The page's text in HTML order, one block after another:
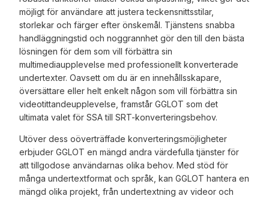
möjligt för användare att justera teckensnittsstilar,
storlekar och färger efter önskemål. Tjänstens snabba
handläggningstid och noggrannhet gör den till den bästa
lösningen för dem som vill förbättra sin
multimediaupplevelse med professionellt konverterade
undertexter. Oavsett om du är en innehållsskapare,
översättare eller helt enkelt någon som vill förbättra sin
videotittandeupplevelse, framstår GGLOT som det
ultimata valet för SSA till SRT-konverteringsbehov.
Utöver dess oöverträffade konverteringsmöjligheter
erbjuder GGLOT en mängd andra värdefulla tjänster för
att tillgodose användarnas olika behov. Med stöd för
många undertextformat och språk, kan GGLOT hantera en
mängd olika projekt, från undertextning av videor och